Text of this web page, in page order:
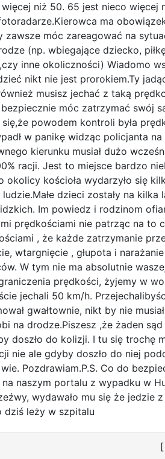
niż 50. 65 jest nieco więcej
ma
zawsze móc zareagować na
(np. wbiegające dziecko,
inne okoliczności) Wiadomo
nikt nie jest prorokiem.Ty
musisz jechać z taką
móc zatrzymać swój
się,że powodem kontroli była
w panikę widząc policjanta
kierunku musiał dużo
racji. Jest to miejsce bardzo
okolicy kościoła wydarzyło się
dzieci zostały na kilka
Im powiedz i rodzinom
prędkościami nie patrząc na to
, że każde zatrzymanie
wtargnięcie , głupota i
W tym nie ma absolutnie
prędkości, żyjemy w
jechali 50 km/h.
gwałtownie, nikt by nie
na drodze.Piszesz ,że żaden sąd
doszło do kolizji. I tu się trochę
nie ale gdyby doszło do niej
Pozdrawiam.P.S. Co do
naszym portalu z wypadku w
wydawało mu się że jedzie
dziś leży w szpitalu
[